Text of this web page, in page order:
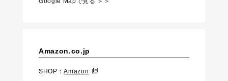
Amazon.co.jp
SHOP：Amazon